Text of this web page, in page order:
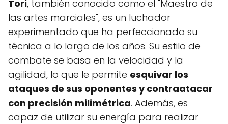
Tori, también conocido como el "Maestro de
las artes marciales", es un luchador
experimentado que ha perfeccionado su
técnica a lo largo de los años. Su estilo de
combate se basa en la velocidad y la
agilidad, lo que le permite esquivar los
ataques de sus oponentes y contraatacar
con precisión milimétrica. Además, es
capaz de utilizar su energía para realizar